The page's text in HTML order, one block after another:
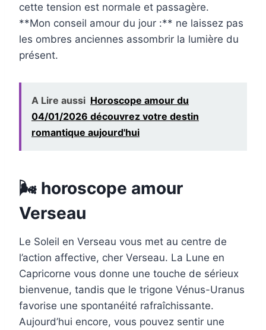
cette tension est normale et passagère.
**Mon conseil amour du jour :** ne laissez pas
les ombres anciennes assombrir la lumière du
présent.
A Lire aussi Horoscope amour du
04/01/2026 découvrez votre destin
romantique aujourd'hui
🌬 horoscope amour
Verseau
Le Soleil en Verseau vous met au centre de
l’action affective, cher Verseau. La Lune en
Capricorne vous donne une touche de sérieux
bienvenue, tandis que le trigone Vénus-Uranus
favorise une spontanéité rafraîchissante.
Aujourd’hui encore, vous pouvez sentir une